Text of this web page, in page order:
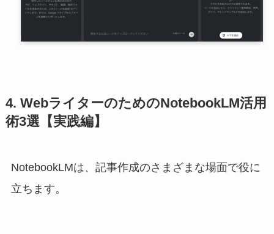
4. WebライターのためのNotebookLM活用
術3選【実践編】
NotebookLMは、記事作成のさまざまな場面で役に
立ちます。